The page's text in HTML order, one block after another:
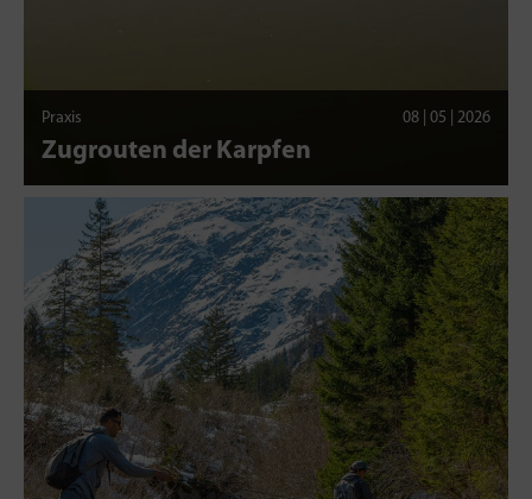
Praxis 08 | 05 | 2026
Zugrouten der Karpfen